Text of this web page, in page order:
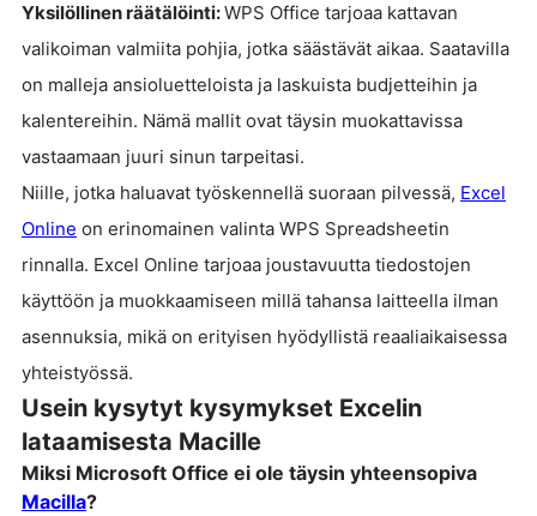
Yksilöllinen räätälöinti:WPS Office tarjoaa kattavan
valikoiman valmiita pohjia, jotka säästävät aikaa. Saatavilla
on malleja ansioluetteloista ja laskuista budjetteihin ja
kalentereihin. Nämä mallit ovat täysin muokattavissa
vastaamaan juuri sinun tarpeitasi.
Niille, jotka haluavat työskennellä suoraan pilvessä, Excel
Online on erinomainen valinta WPS Spreadsheetin
rinnalla. Excel Online tarjoaa joustavuutta tiedostojen
käyttöön ja muokkaamiseen millä tahansa laitteella ilman
asennuksia, mikä on erityisen hyödyllistä reaaliaikaisessa
yhteistyössä.
Usein kysytyt kysymykset Excelin
lataamisesta Macille
Miksi Microsoft Office ei ole täysin yhteensopiva
Macilla?